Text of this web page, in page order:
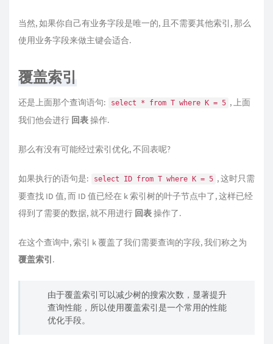
当然, 如果你自己有业务字段是唯一的, 且不需要其他索引, 那么
使用业务字段来做主键会适合.
覆盖索引
还是上面那个查询语句: select * from T where K = 5 , 上面
我们他会进行 回表操作.
那么有没有可能经过索引优化, 不回表呢?
如果执行的语句是: select ID from T where K = 5 , 这时只需
要查找 ID 值, 而 ID 值已经在 k 索引树的叶子节点中了, 这样已经
得到了需要的数据, 就不用进行 回表操作了.
在这个查询中, 索引 k 覆盖了我们需要查询的字段, 我们称之为
覆盖索引.
由于覆盖索引可以减少树的搜索次数，显著提升
查询性能，所以使用覆盖索引是一个常用的性能
优化手段。